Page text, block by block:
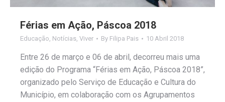
Férias em Ação, Páscoa 2018
Educação, Notícias, Viver By Filipa Pais 10 Abril 2018
Entre 26 de março e 06 de abril, decorreu mais uma
edição do Programa “Férias em Ação, Páscoa 2018”,
organizado pelo Serviço de Educação e Cultura do
Município, em colaboração com os Agrupamentos